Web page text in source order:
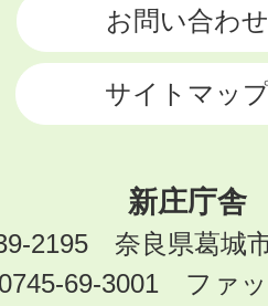
お問い合わせ
サイトマッ
新庄庁舎
2195 奈良県葛城
69-3001 ファ